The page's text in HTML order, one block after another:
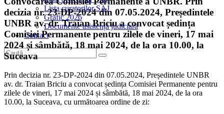
Lista curatorilor SAJ
Grafic 2026
Documente asistență judiciară
Contact
decizia nr. 23-DP-2024 din 07.05.2024, Președintele
UNBR av. dr. Traian Briciu a convocat ședința
Comisiei Permanente pentru zilele de vineri, 17 mai
2024 și sâmbătă, 18 mai 2024, de la ora 10.00, la
Suceava
Prin decizia nr. 23-DP-2024 din 07.05.2024, Președintele UNBR
av. dr. Traian Briciu a convocat ședința Comisiei Permanente pentru
zilele de vineri, 17 mai 2024 și sâmbătă, 18 mai 2024, de la ora
10.00, la Suceava, cu următoarea ordine de zi: